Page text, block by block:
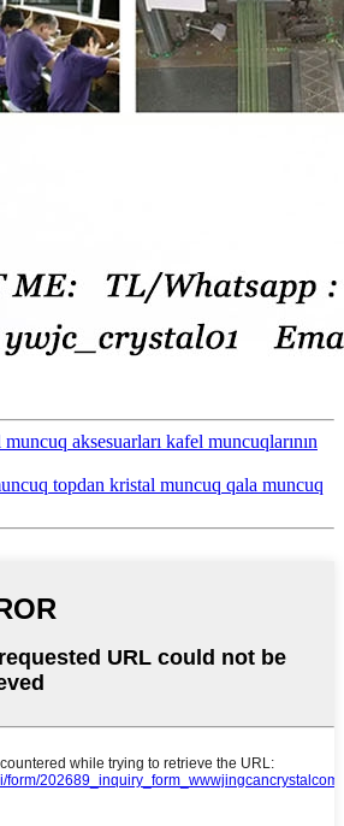
aksesuarları kafel muncuqlarının
topdan kristal muncuq qala muncuq